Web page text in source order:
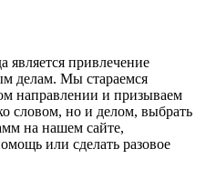
является привлечение
делам. Мы стараемся
направлении и призываем
словом, но и делом, выбрать
на нашем сайте,
или сделать разовое